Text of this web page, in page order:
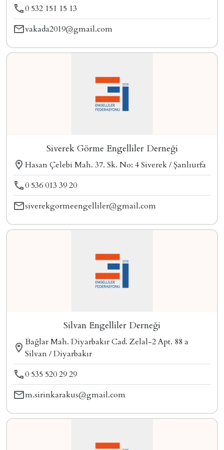
0 532 151 15 13
vakada2019@gmail.com
Siverek Görme Engelliler Derneği
Hasan Çelebi Mah. 37. Sk. No: 4 Siverek / Şanlıurfa
0 536 013 39 20
siverekgormeengelliler@gmail.com
Silvan Engelliler Derneği
Bağlar Mah. Diyarbakır Cad. Zelal-2 Apt. 88 a
Silvan / Diyarbakır
0 535 520 29 29
m.sirinkarakus@gmail.com